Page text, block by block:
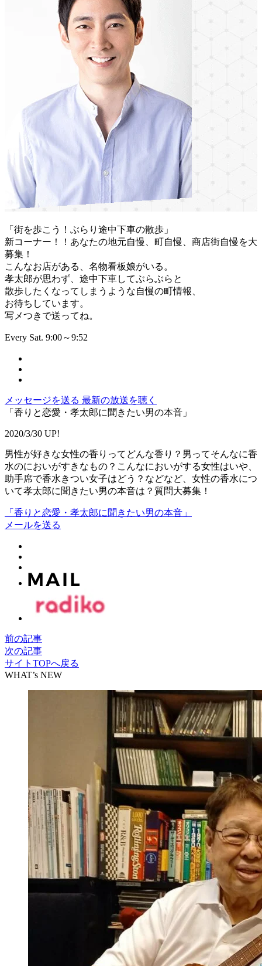
「街を歩こう！ぶらり途中下車の散歩」
新コーナー！！あなたの地元自慢、町自慢、商店街自慢を大
募集！
こんなお店がある、名物看板娘がいる。
孝太郎が思わず、途中下車してぶらぶらと
散歩したくなってしまうような自慢の町情報、
お待ちしています。
写メつきで送ってね。
Every Sat. 9:00～9:52
メッセージを送る 最新の放送を聴く
「香りと恋愛・孝太郎に聞きたい男の本音」
2020/3/30 UP!
男性が好きな女性の香りってどんな香り？男ってそんなに香
水のにおいがすきなもの？こんなにおいがする女性はいや、
助手席で香水きつい女子はどう？などなど、女性の香水につ
いて孝太郎に聞きたい男の本音は？質問大募集！
「香りと恋愛・孝太郎に聞きたい男の本音」
メールを送る
前の記事
次の記事
サイトTOPへ戻る
WHAT’s NEW